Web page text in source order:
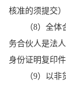
核准的须提交）
（8）全
务合伙人是法
身份证明复印
（9）以